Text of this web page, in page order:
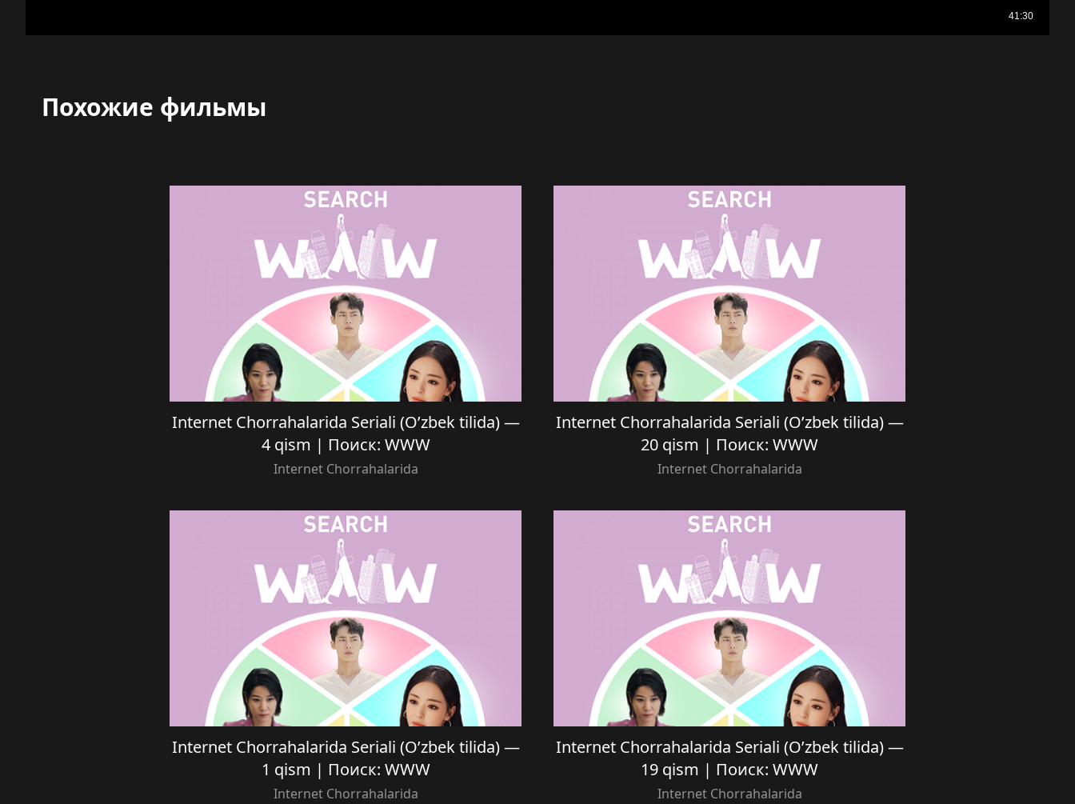
Похожие фильмы
Internet Chorrahalarida Seriali (O’zbek tilida) —
4 qism | Поиск: WWW
Internet Chorrahalarida
Internet Chorrahalarida Seriali (O’zbek tilida) —
20 qism | Поиск: WWW
Internet Chorrahalarida
Internet Chorrahalarida Seriali (O’zbek tilida) —
1 qism | Поиск: WWW
Internet Chorrahalarida
Internet Chorrahalarida Seriali (O’zbek tilida) —
19 qism | Поиск: WWW
Internet Chorrahalarida